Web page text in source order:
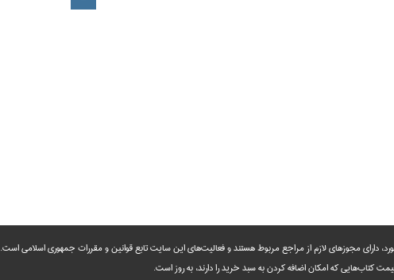
دارای مجوزهای لازم از مراجع مربوط هستند ‌و‌‌ فعالیت‌های این سایت تابع قوانین و مقررات جمهوری اسلامی است.
کتاب‌هایی که امکان اضافه کردن به سبد خرید را دارند،‌ به روز است.